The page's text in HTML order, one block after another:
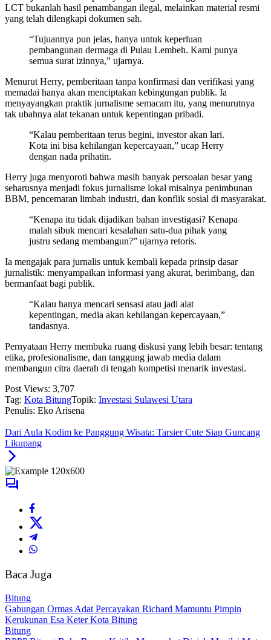
LCT bukanlah hasil penambangan ilegal, melainkan material resmi
yang telah dilengkapi dokumen sah.
“Tujuannya pun jelas, hanya untuk keperluan
pembangunan dermaga di Pulau Lembeh. Kami punya
semua surat izinnya,” ujarnya.
Menurut Herry, pemberitaan tanpa konfirmasi dan verifikasi yang
memadai hanya akan menciptakan kebingungan publik. Ia
menyayangkan praktik jurnalisme semacam itu, yang menurutnya
tak ubahnya alat tekanan untuk kepentingan pribadi.
“Kalau pemberitaan terus begini, investor akan lari.
Kota ini bisa kehilangan kepercayaan,” ucap Herry
dengan nada prihatin.
Herry juga menyoroti bahwa masih banyak persoalan besar yang
seharusnya menjadi fokus jurnalisme lokal misalnya penimbunan
BBM, pencemaran limbah industri, dan konflik sosial di masyarakat.
“Kenapa itu tidak dijadikan bahan investigasi? Kenapa
malah sibuk mencari kesalahan satu-dua pihak yang
justru sedang membangun?” ujarnya retoris.
Ia mengajak para jurnalis untuk kembali kepada prinsip dasar
jurnalistik: menyampaikan informasi yang akurat, berimbang, dan
bermanfaat bagi publik.
“Kalau hanya mencari sensasi atau jadi alat
kepentingan, media akan kehilangan kepercayaan,”
tandasnya.
Pernyataan Herry membuka ruang diskusi yang lebih besar: tentang
etika, profesionalisme, dan tanggung jawab media dalam
membangun citra daerah di tengah kompetisi menarik investasi.
Post Views: 3,707
Tag: Kota BitungTopik: Investasi Sulawesi Utara
Penulis: Eko Arisena
Dari Aula Kodim ke Panggung Wisata: Tarsier Cute Siap Guncang
Likupang
Baca Juga
Bitung
Gabungan Ormas Adat Percayakan Richard Mamuntu Pimpin
Kerukunan Esa Keter Kota Bitung
Bitung